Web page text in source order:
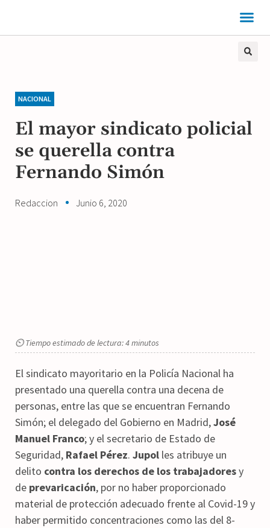
NACIONAL
El mayor sindicato policial
se querella contra
Fernando Simón
Redaccion Junio 6, 2020
⏲ Tiempo estimado de lectura: 4 minutos
El sindicato mayoritario en la Policía Nacional ha
presentado una querella contra una decena de
personas, entre las que se encuentran Fernando
Simón; el delegado del Gobierno en Madrid,José
Manuel Franco; y el secretario de Estado de
Seguridad, Rafael Pérez. Jupol les atribuye un
delito contra los derechos de los trabajadoresy
de prevaricación, por no haber proporcionado
material de protección adecuado frente al Covid-19 y
haber permitido concentraciones como las del 8-